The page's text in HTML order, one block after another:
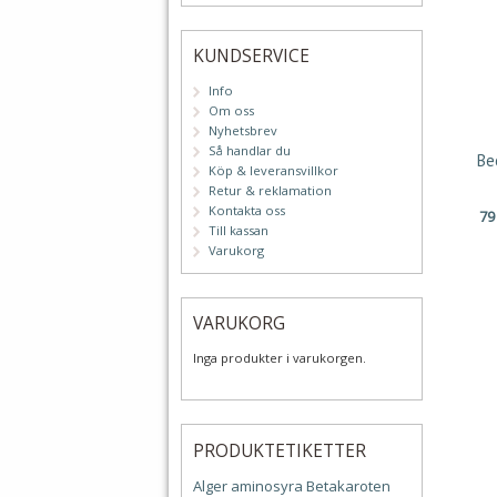
KUNDSERVICE
Info
Om oss
Nyhetsbrev
Så handlar du
Köp & leveransvillkor
Retur & reklamation
Kontakta oss
Till kassan
Varukorg
VARUKORG
Inga produkter i varukorgen.
PRODUKTETIKETTER
Alger aminosyra Betakaroten